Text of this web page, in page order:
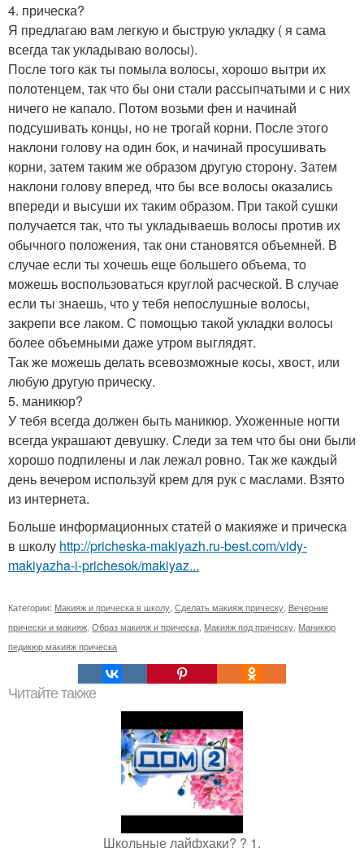
4. прическа?
Я предлагаю вам легкую и быструю укладку ( я сама
всегда так укладываю волосы).
После того как ты помыла волосы, хорошо вытри их
полотенцем, так что бы они стали рассыпчатыми и с них
ничего не капало. Потом возьми фен и начинай
подсушивать концы, но не трогай корни. После этого
наклони голову на один бок, и начинай просушивать
корни, затем таким же образом другую сторону. Затем
наклони голову вперед, что бы все волосы оказались
впереди и высуши их таким образом. При такой сушки
получается так, что ты укладываешь волосы против их
обычного положения, так они становятся объемней. В
случае если ты хочешь еще большего объема, то
можешь воспользоваться круглой расческой. В случае
если ты знаешь, что у тебя непослушные волосы,
закрепи все лаком. С помощью такой укладки волосы
более объемными даже утром выглядят.
Так же можешь делать всевозможные косы, хвост, или
любую другую прическу.
5. маникюр?
У тебя всегда должен быть маникюр. Ухоженные ногти
всегда украшают девушку. Следи за тем что бы они были
хорошо подпилены и лак лежал ровно. Так же каждый
день вечером используй крем для рук с маслами. Взято
из интернета.
Больше информационных статей о макияже и прическа
в школу http://pricheska-makiyazh.ru-best.com/vidy-
makiyazha-i-prichesok/makiyaz...
Категории: Макияж и прическа в школу Сделать макияж прическу Вечерние
прически и макияж Образ макияж и прическа Макияж под прическу Маникюр
педикюр макияж прическа
Читайте также
Школьные лайфхаки? ? 1.